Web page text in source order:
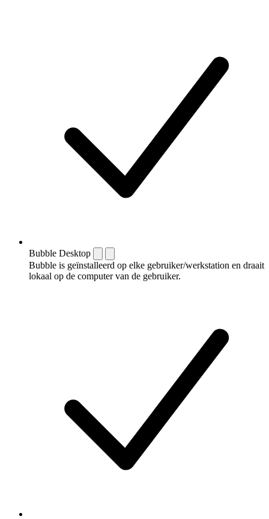
Bubble Desktop
Bubble is geïnstalleerd op elke gebruiker/werkstation en draait
lokaal op de computer van de gebruiker.